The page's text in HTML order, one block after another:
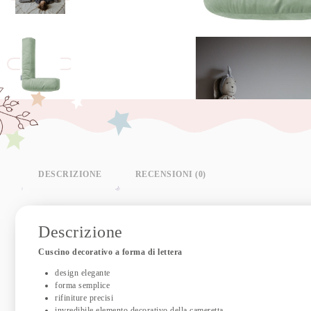
DESCRIZIONE RECENSIONI (0)
Descrizione
Cuscino decorativo a forma di lettera
design elegante
forma semplice
rifiniture precisi